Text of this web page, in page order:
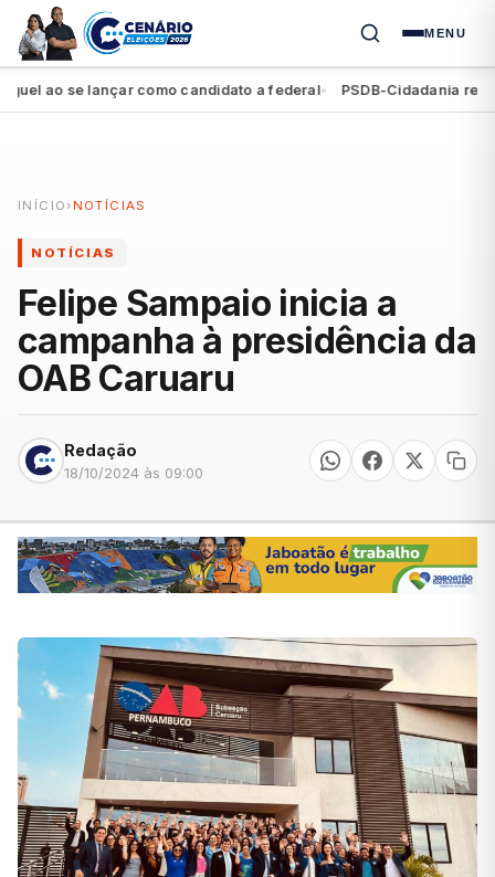
MENU
ao se lançar como candidato a federal● PSDB-Cidadania registra
INÍCIO › NOTÍCIAS
NOTÍCIAS
Felipe Sampaio inicia a
campanha à presidência da
OAB Caruaru
Redação
18/10/2024 às 09:00